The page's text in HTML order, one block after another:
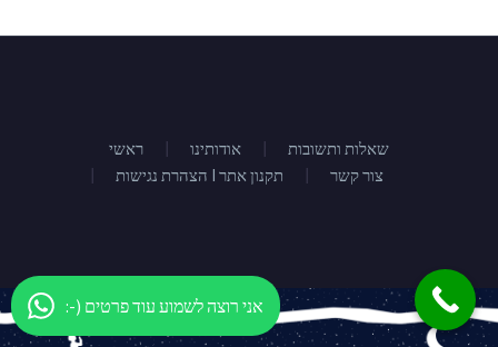
ראשי אודותינו
שאלות ותשובות
הצהרת נגישות I תקנון אתר
צור קשר
:-) אני רוצה לשמוע עוד פרטים